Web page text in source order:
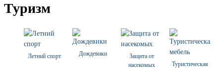
Туризм
Летний спорт Дождевики
Защита от
насекомых
Туристическая